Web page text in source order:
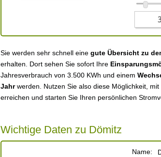
Sie werden sehr schnell eine gute Übersicht zu
erhalten. Dort sehen Sie sofort Ihre
Jahresverbrauch von 3.500 KWh und einem
Jahrwerden. Nutzen Sie also diese Möglichkeit, mit
erreichen und starten Sie Ihren persönlichen
Wichtige Daten zu Dömitz
Name: